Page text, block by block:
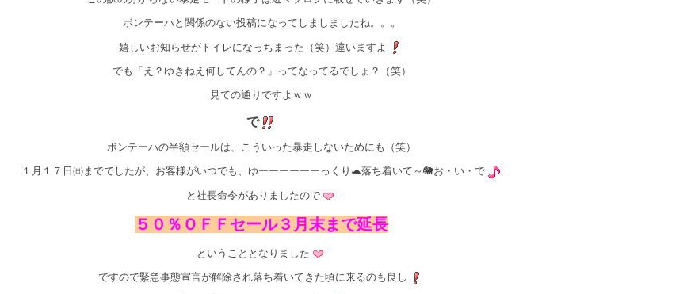
ボンテーハと関係のない投稿になってしましましたね。。。
嬉しいお知らせがトイレになっちまった（笑）違いますよ
でも「え？ゆきねえ何してんの？」ってなってるでしょ？（笑）
見ての通りですよｗｗ
で
ボンテーハの半額セールは、こういった暴走しないためにも（笑）
１月１７日㈰まででしたが、お客様がいつでも、ゆーーーーーーっくり🐢落ち着いて～🐘お・い・で
と社長命令がありましたので
５０％ＯＦＦセール３月末まで延長
ということとなりました
ですので緊急事態宣言が解除され落ち着いてきた頃に来るのも良し